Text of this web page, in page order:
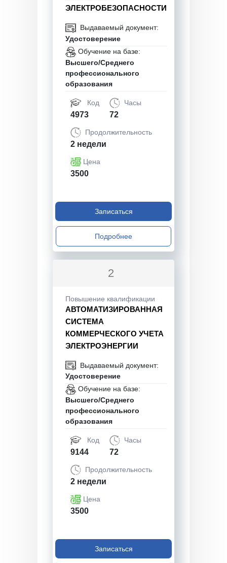
ЭЛЕКТРОБЕЗОПАСНОСТИ
Выдаваемый документ:
Удостоверение
Обучение на базе:
Высшего/Среднего
профессионального
образования
Код
4973
Часы
72
Продолжительность
2 недели
Цена
3500
Записаться
Подробнее
2
Повышение квалификации
АВТОМАТИЗИРОВАННАЯ
СИСТЕМА
КОММЕРЧЕСКОГО УЧЕТА
ЭЛЕКТРОЭНЕРГИИ
Выдаваемый документ:
Удостоверение
Обучение на базе:
Высшего/Среднего
профессионального
образования
Код
9144
Часы
72
Продолжительность
2 недели
Цена
3500
Записаться